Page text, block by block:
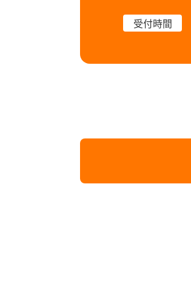
受付時間